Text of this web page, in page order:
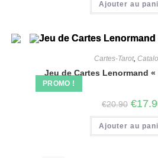
Ajouter au
PROMO !
Cartes-Tarot,
Jeu de Cartes Lenormand «
€20.90 €
Ajouter au